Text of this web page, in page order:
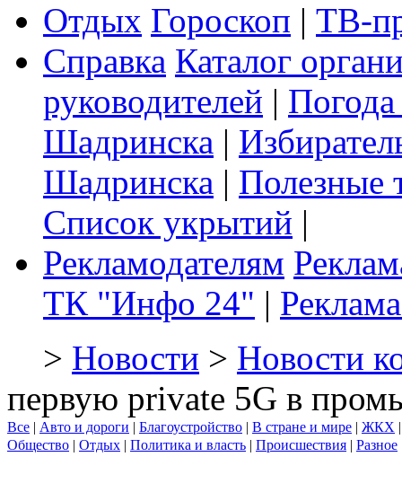
Отдых Гороскоп | ТВ-
Справка Каталог
руководителей |
Шадринска |
Шадринска | Полезные
Список укрытий |
Рекламодателям
ТК "Инфо 24" |
> Новости > Новости
первую private 5G в
Все | Авто и дороги | Благоустройство | В стране и мире | ЖКХ
Общество | Отдых | Политика и власть | Происшествия | Разное